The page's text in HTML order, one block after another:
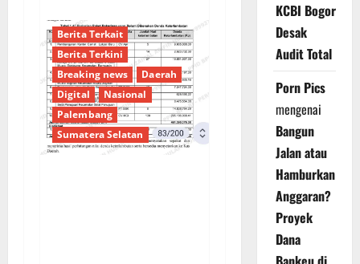
Berita Terkait
Berita Terkini
Breaking news
Daerah
Digital
Nasional
Palembang
Sumatera Selatan
KCBI Bogor
Desak
Audit Total
Porn Pics
mengenai
Bangun
Jalan atau
Hamburkan
Anggaran?
Proyek
Dana